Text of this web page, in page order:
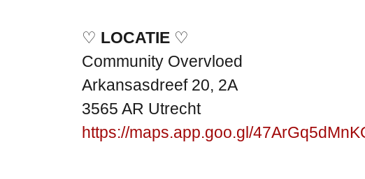
♡ LOCATIE ♡
Community Overvloed
Arkansasdreef 20, 2A
3565 AR Utrecht
https://maps.app.goo.gl/